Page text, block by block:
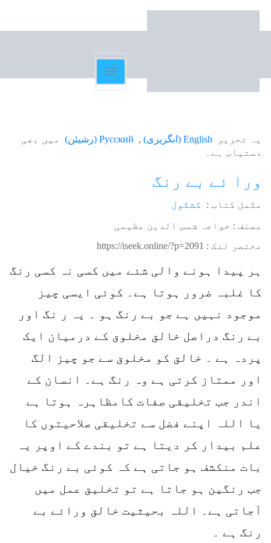
Toggle
navigation
یہ تحریر English
( انگریزی)
Русский
(رشیئن)
میں بھی
دستیاب ہے۔
ورا ئے بے رنگ
مکمل کتاب : کشکول
مصنف : خواجہ شمس الدین عظیمی
مختصر لنک : https://iseek.online/?p=2091
ہر پیدا ہونے والی شئے میں کسی نہ کسی رنگ
کا غلبہ ضرور ہوتا ہے۔ کوئی ایسی چیز
موجود نہیں ہے جو بے رنگ ہو ۔ یہ ر نگ اور
بے رنگ دراصل خالق مخلوق کے درمیان ایک
پردہ ہے ۔ خالق کو مخلوق سے جو چیز الگ
اور ممتاز کرتی ہے وہ رنگ ہے۔ انسان کے
اندر جب تخلیقی صفات کامظاہرہ ہوتا ہے
یا اللہ اپنے فضل سے تخلیقی صلاحیتوں کا
علم بیدار کر دیتا ہے تو بندے کے اوپر یہ
بات منکشف ہو جاتی ہے کہ کوئی بے رنگ خیال
جب رنگین ہو جاتا ہے تو تخلیق عمل میں
آجاتی ہے۔ اللہ بحیثیت خالق ورائے بے
رنگ ہے ۔